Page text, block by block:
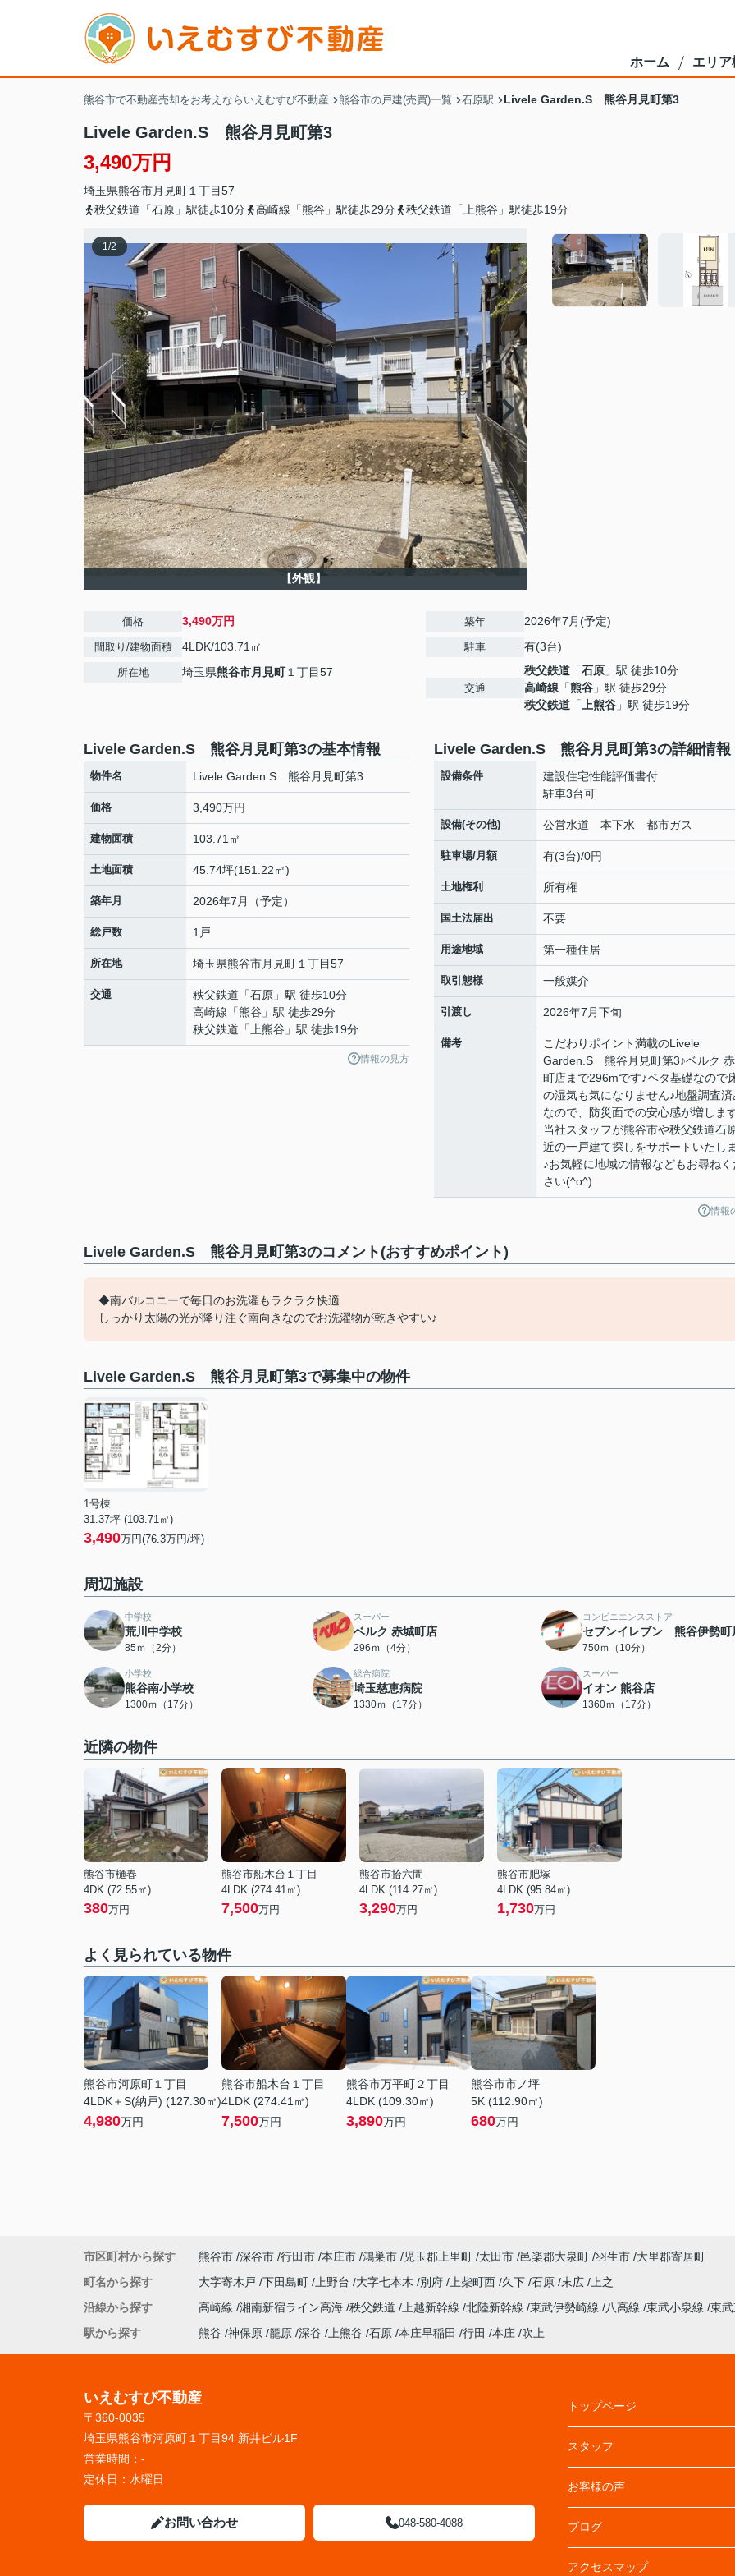
ホーム エリア
熊谷市で不動産売却をお考えならいえむすび不動産 熊谷市の戸建(売買)一覧 石原駅 Livele Garden.S 熊谷月見町第3
Livele Garden.S 熊谷月見町第3
3,490万円
埼玉県熊谷市月見町 １丁目57
秩父鉄道「石原」駅徒歩10分
高崎線「熊谷」駅徒歩29分 秩父鉄道「上熊谷」駅徒歩19分
1/2
【外観】
価格 3,490万円
間取り/建物面積 4LDK/103.71㎡
所在地 埼玉県熊谷市月見町１丁目57
築年 2026年7月(予定)
駐車 有(3台)
交通
秩父鉄道 「石原 」駅 徒歩10分
高崎線 「熊谷 」駅 徒歩29分
秩父鉄道 「 上熊谷 」駅 徒歩19分
Livele Garden.S 熊谷月見町第3の基本情報
物件名 Livele Garden.S 熊谷月見町第3
価格 3,490万円
建物面積 103.71㎡
土地面積 45.74坪(151.22㎡)
築年月 2026年7月（予定）
総戸数 1戸
所在地 埼玉県熊谷市月見町 １丁目57
交通 秩父鉄道 「石原 」駅 徒歩10分
高崎線 「熊谷 」駅 徒歩29分
秩父鉄道 「 上熊谷 」駅 徒歩19分
情報の見方
Livele Garden.S 熊谷月見町第3の詳細情報
設備条件
建設住宅性能評価書付
駐車3台可
設備(その他) 公営水道 本下水 都市ガス
駐車場/月額 有(3台)/0円
土地権利 所有権
国土法届出 不要
用途地域 第一種住居
取引態様 一般媒介
引渡し 2026年7月下旬
備考
こだわりポイント満載のLivele
Garden.S 熊谷月見町第3♪ベルク
町店まで296mです♪ベタ基礎なので
の湿気も気になりません♪地盤調査済
なので、防災面での安心感が増しま
当社スタッフが熊谷市や秩父鉄道石
近の一戸建て探しをサポートいたし
♪お気軽に地域の情報などもお尋ねく
さい(^o^)
情報
Livele Garden.S 熊谷月見町第3のコメント(おすすめポイント)
◆南バルコニーで毎日のお洗濯もラクラク快適
しっかり太陽の光が降り注ぐ南向きなのでお洗濯物が乾きやすい♪
Livele Garden.S 熊谷月見町第3で募集中の物件
1号棟
31.37坪 (103.71㎡)
3,490万円(76.3万円/坪)
周辺施設
中学校
荒川中学校
85ｍ（2分）
スーパー
ベルク 赤城町店
296ｍ（4分）
コンビニエンスストア
セブンイレブン 熊谷伊勢町
750ｍ（10分）
小学校
熊谷南小学校
1300ｍ（17分）
総合病院
埼玉慈恵病院
1330ｍ（17分）
スーパー
イオン 熊谷店
1360ｍ（17分）
近隣の物件
熊谷市樋春
4DK (72.55㎡)
380万円
熊谷市船木台１丁目
4LDK (274.41㎡)
7,500万円
熊谷市拾六間
4LDK (114.27㎡)
3,290万円
熊谷市肥塚
4LDK (95.84㎡)
1,730万円
よく見られている物件
熊谷市河原町１丁目
4LDK＋S(納戸) (127.30㎡)
4,980万円
熊谷市船木台１丁目
4LDK (274.41㎡)
7,500万円
熊谷市万平町２丁目
4LDK (109.30㎡)
3,890万円
熊谷市市ノ坪
5K (112.90㎡)
680万円
市区町村から探す 熊谷市 深谷市 行田市 本庄市 鴻巣市 児玉郡上里町 太田市 邑楽郡大泉町 羽生市 大里郡寄居町
町名から探す
大字寄木戸 下田島町 上野台 大字七本木 別府 上柴町西 久下 石原 末広
上之
沿線から探す
高崎線 湘南新宿ライン高海 秩父鉄道 上越新幹線 北陸新幹線 東武伊勢崎線 八高線 東武小泉線 東
駅から探す
熊谷 神保原 籠原 深谷 上熊谷 石原 本庄早稲田 行田 本庄 吹上
いえむすび不動産
〒360-0035
埼玉県熊谷市河原町１丁目94 新井ビル1F
営業時間： -
定休日： 水曜日
お問い合わせ 048-580-4088
トップページ
スタッフ
お客様の声
ブログ
アクセスマップ